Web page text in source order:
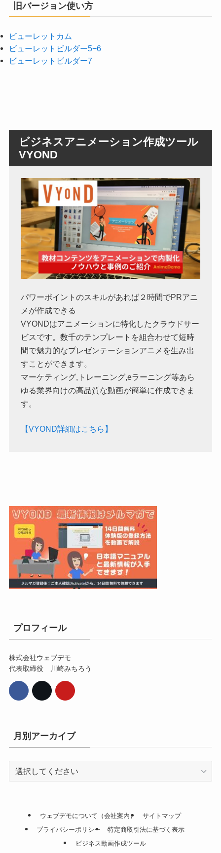
旧バージョン使い方
ビューレットカム
ビューレットビルダー5−6
ビューレットビルダー7
ビジネスアニメーション作成ツール
VYOND
パワーポイントのスキルがあれば２時間でPRアニ
メが作成できる
VYONDはアニメーションに特化したクラウドサー
ビスです。数千のテンプレートを組合わせて短時
間で魅力的なプレゼンテーションアニメを生み出
すことができます。
マーケティング,トレーニング,eラーニング等あら
ゆる業界向けの高品質な動画が簡単に作成できま
す。
【VYOND詳細はこちら】
プロフィール
株式会社ウェブデモ
代表取締役 川崎みちろう
月別アーカイブ
ウェブデモについて（会社案内）
サイトマップ
プライバシーポリシー
特定商取引法に基づく表示
ビジネス動画作成ツール